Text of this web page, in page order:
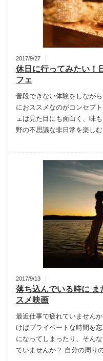
2017/9/27
休日に行ってみたい！
フェ
普段できない体験をしなが
におススメなのがコンセプ
ェは見た目にも面白く、味
野の不思議な非日常を楽し
2017/9/13
落ち込んでいる時に
スメ映画
最近仕事で疲れていません
けばプライベートな時間を
になってしまったり、そん
ていませんか？ 自分の周り